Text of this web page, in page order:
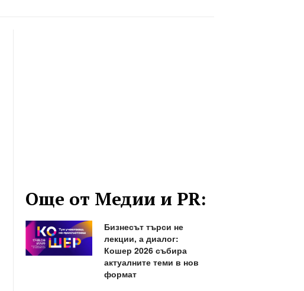
Още от Медии и PR:
Бизнесът търси не
лекции, а диалог:
Кошер 2026 събира
актуалните теми в нов
формат